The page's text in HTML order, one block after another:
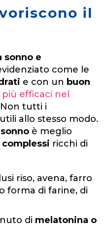
il
sonno e
come le
e con un buon
più efficaci nel
Non tutti i
allo stesso modo.
è meglio
ricchi di
riso, avena, farro
forma di farine, di
di melatonina o